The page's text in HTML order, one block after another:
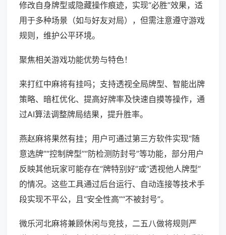
修改自身牌型或隐藏操作痕迹，实现“必胜”效果，适
用于多种场景（如与好友对局），但需注意遵守游戏
规则，维护公平环境。
聚焦相关游戏功能优势与特色！
来打红中麻将有挂吗；支持透视全局牌型、智能出牌
策略、暗杠优化、提高好牌率及快速自摸等操作，通
过AI算法调整牌局结果，提升胜率。
燕赵麻将果然有挂；用户可通过第三方软件实现“随
意选牌”“控制牌型”“防检测防封号”等功能，部分用户
反映其他玩家可能存在“牌特别好”或“透视他人牌型”
的情况。这些工具通过后台运行、自动连接等技术手
段实现不平公，且“安全性高”“不被封号”。
微乐河北麻将兼顾休闲与竞技，二五八做将规则严